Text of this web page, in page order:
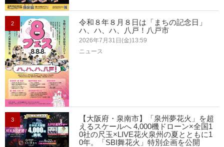
2
令和８年８月８日は「まちの記念日」
ハ、ハ、ハ、八戸！八戸市
2026年7月31日(金)13:59
ニュース
3
【大阪府・泉南市】「泉州夢花火」を超
えるスケールへ 4,000機ドローン×全国1
0社の尺玉×LIVE花火泉州の夏とともに1
0年。「SBI舞花火」特別企画を公開